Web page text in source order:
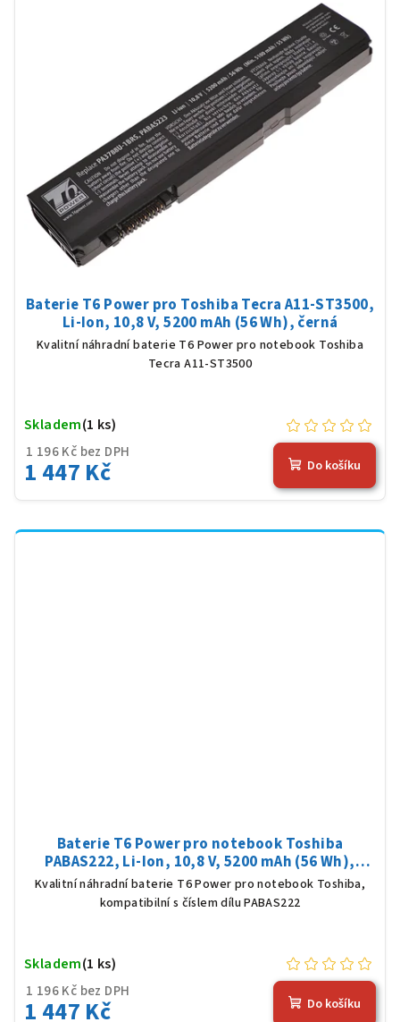
Baterie T6 Power pro Toshiba Tecra A11-ST3500,
Li-Ion, 10,8 V, 5200 mAh (56 Wh), černá
Kvalitní náhradní baterie T6 Power pro notebook Toshiba
Tecra A11-ST3500
1 196 Kč bez DPH
1 447 Kč
Skladem(1 ks)
Do košíku
Baterie T6 Power pro notebook Toshiba
PABAS222, Li-Ion, 10,8 V, 5200 mAh (56 Wh),
černá
Kvalitní náhradní baterie T6 Power pro notebook Toshiba,
kompatibilní s číslem dílu PABAS222
1 196 Kč bez DPH
1 447 Kč
Skladem(1 ks)
Do košíku